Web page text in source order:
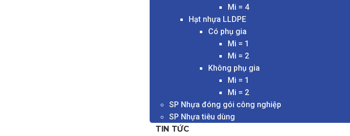
Mi = 4
Hạt nhựa LLDPE
Có phụ gia
Mi = 1
Mi = 2
Không phụ gia
Mi = 1
Mi = 2
SP Nhựa đóng gói công nghiệp
SP Nhựa tiêu dùng
TIN TỨC